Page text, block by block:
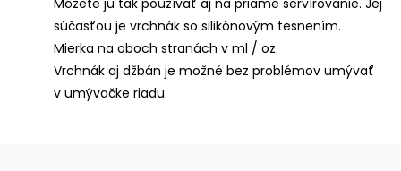
Môžete ju tak používať aj na priame servírovanie. Jej
súčasťou je vrchnák so silikónovým tesnením.
Mierka na oboch stranách v ml / oz.
Vrchnák aj džbán je možné bez problémov umývať
v umývačke riadu.